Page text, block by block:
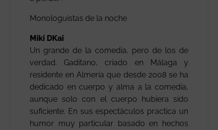
Monologuistas de la noche
Miki DKai
Un grande de la comedia, pero de los de
verdad. Gaditano, criado en Málaga y
residente en Almería que desde 2008 se ha
dedicado en cuerpo y alma a la comedia,
aunque solo con el cuerpo hubiera sido
suficiente. En sus espectáculos practica un
humor muy particular basado en hechos